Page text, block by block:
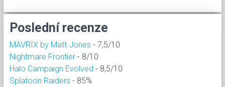
Poslední recenze
MAVRIX by Matt Jones - 7,5/10
Nightmare Frontier - 8/10
Halo Campaign Evolved - 8,5/10
Splatoon Raiders - 85%